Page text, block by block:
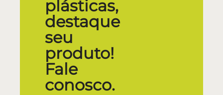
plásticas,
destaque
seu
produto!
Fale
conosco.